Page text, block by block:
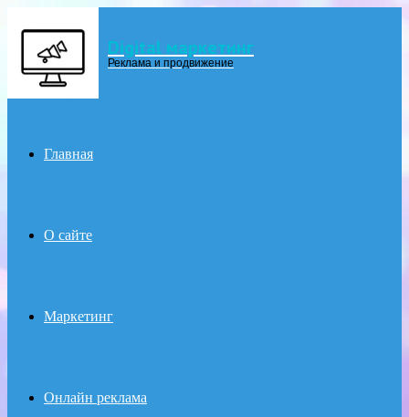
Digital маркетинг
Реклама и продвижение
Главная
О сайте
Маркетинг
Онлайн реклама